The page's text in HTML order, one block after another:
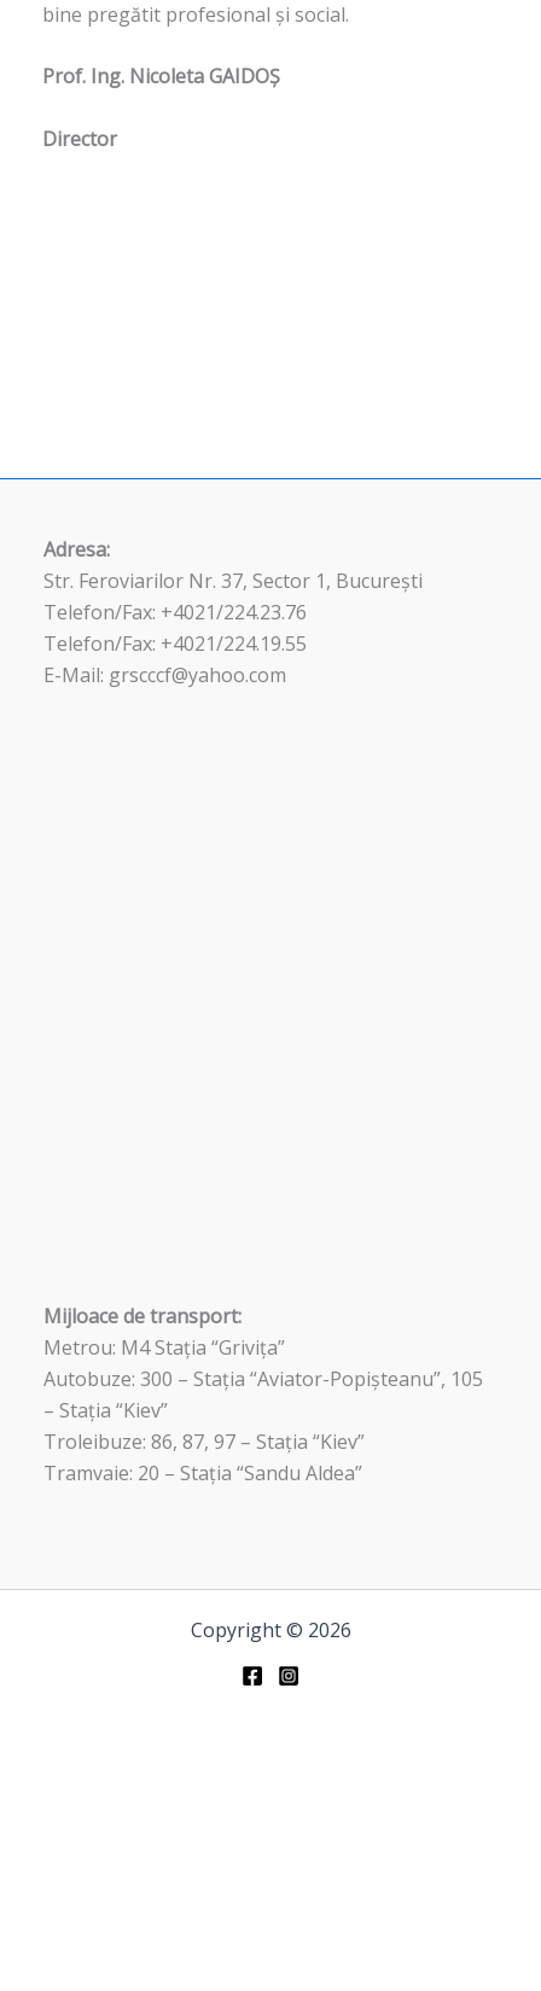
bine pregătit profesional și social.
Prof. Ing. Nicoleta GAIDOȘ
Director
Adresa:
Str. Feroviarilor Nr. 37, Sector 1, București
Telefon/Fax: +4021/224.23.76
Telefon/Fax: +4021/224.19.55
E-Mail: grscccf@yahoo.com
Mijloace de transport:
Metrou: M4 Stația “Grivița”
Autobuze: 300 – Stația “Aviator-Popișteanu”, 105
– Stația “Kiev”
Troleibuze: 86, 87, 97 – Stația “Kiev”
Tramvaie: 20 – Stația “Sandu Aldea”
Copyright © 2026